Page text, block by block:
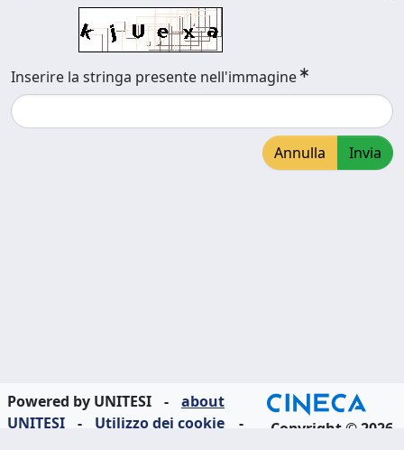
Inserire la stringa presente nell'immagine
Annulla Invia
Powered by UNITESI -
about
UNITESI
- Utilizzo dei cookie
-
Copyright © 2026